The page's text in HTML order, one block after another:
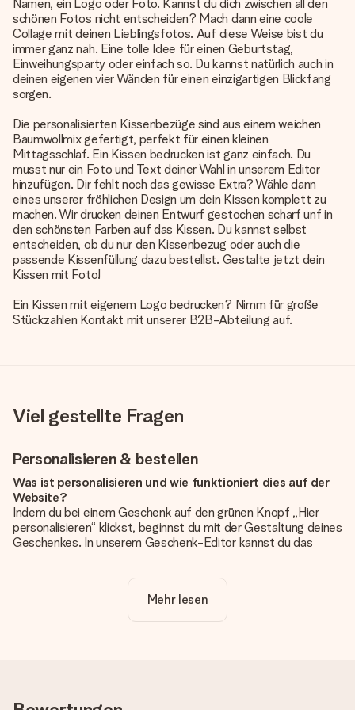
Namen, ein Logo oder Foto. Kannst du dich zwischen all den
schönen Fotos nicht entscheiden? Mach dann eine coole
Collage mit deinen Lieblingsfotos. Auf diese Weise bist du
immer ganz nah. Eine tolle Idee für einen Geburtstag,
Einweihungsparty oder einfach so. Du kannst natürlich auch in
deinen eigenen vier Wänden für einen einzigartigen Blickfang
sorgen.
Die personalisierten Kissenbezüge sind aus einem weichen
Baumwollmix gefertigt, perfekt für einen kleinen
Mittagsschlaf. Ein Kissen bedrucken ist ganz einfach. Du
musst nur ein Foto und Text deiner Wahl in unserem Editor
hinzufügen. Dir fehlt noch das gewisse Extra? Wähle dann
eines unserer fröhlichen Design um dein Kissen komplett zu
machen. Wir drucken deinen Entwurf gestochen scharf unf in
den schönsten Farben auf das Kissen. Du kannst selbst
entscheiden, ob du nur den Kissenbezug oder auch die
passende Kissenfüllung dazu bestellst. Gestalte jetzt dein
Kissen mit Foto!
Ein Kissen mit eigenem Logo bedrucken? Nimm für große
Stückzahlen Kontakt mit unserer B2B-Abteilung auf.
Viel gestellte Fragen
Personalisieren & bestellen
Was ist personalisieren und wie funktioniert dies auf der
Website?
Indem du bei einem Geschenk auf den grünen Knopf „Hier
personalisieren“ klickst, beginnst du mit der Gestaltung deines
Geschenkes. In unserem Geschenk-Editor kannst du das
noch eines unserer angebotenen Designs, um deinem
Geschenk die perfekte Ausstrahlung zu verleihen.
Mehr lesen